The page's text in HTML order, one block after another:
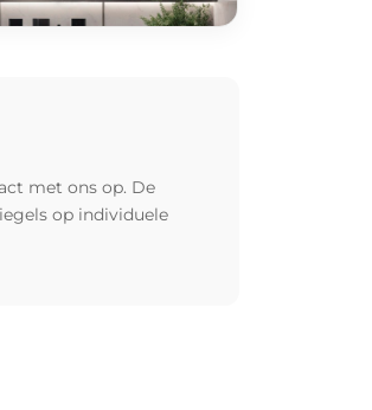
met ons op. De
op individuele